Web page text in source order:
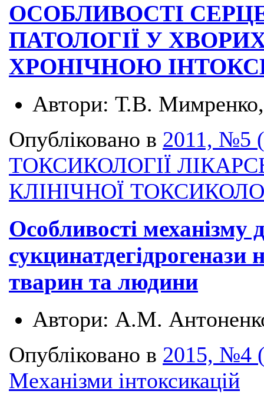
ОСОБЛИВОСТІ
ПАТОЛОГІЇ У
ХРОНІЧНОЮ
Автори: Т.В.
Опубліковано в 2011, №5
ТОКСИКОЛОГІЇ
КЛІНІЧНОЇ
Особливості механізму
сукцинатдегідрогенази
тварин та людини
Автори: А.М.
Опубліковано в 2015, №4
Механізми інтоксикацій